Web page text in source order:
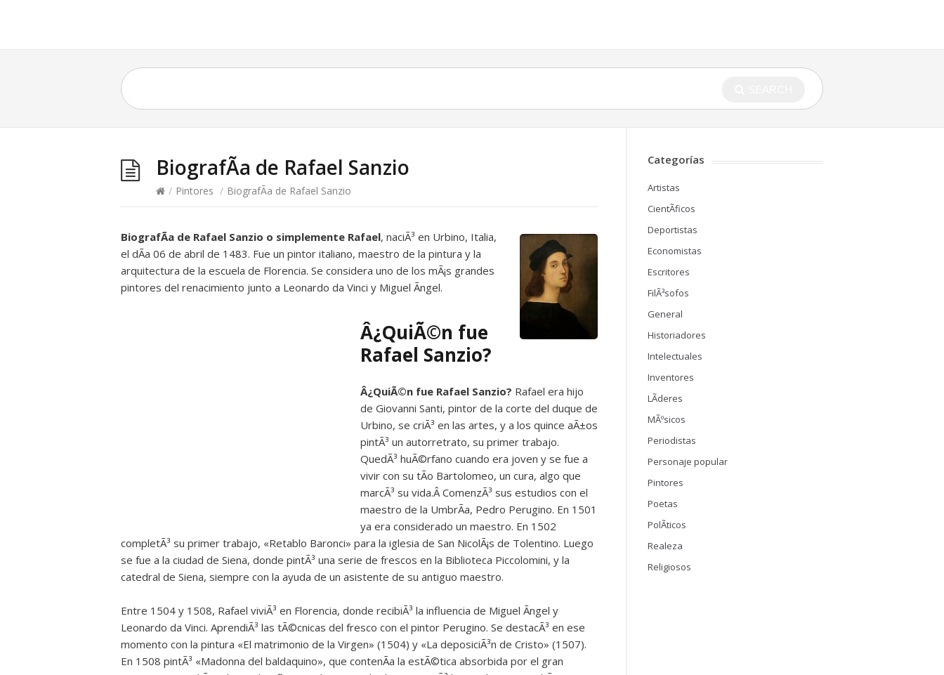
BiografÃ­a de Rafael Sanzio
/ Pintores / BiografÃ­a de Rafael Sanzio
BiografÃ­a de Rafael Sanzio o simplemente Rafael, naciÃ³ en Urbino, Italia,
el dÃ­a 06 de abril de 1483. Fue un pintor italiano, maestro de la pintura y la
arquitectura de la escuela de Florencia. Se considera uno de los mÃ¡s grandes
pintores del renacimiento junto a Leonardo da Vinci y Miguel Ãngel.
Â¿QuiÃ©n fue
Rafael Sanzio?
Â¿QuiÃ©n fue Rafael Sanzio? Rafael era hijo
de Giovanni Santi, pintor de la corte del duque de
Urbino, se criÃ³ en las artes, y a los quince aÃ±os
pintÃ³ un autorretrato, su primer trabajo.
QuedÃ³ huÃ©rfano cuando era joven y se fue a
vivir con su tÃ­o Bartolomeo, un cura, algo que
marcÃ³ su vida.ÂComenzÃ³ sus estudios con el
maestro de la UmbrÃ­a, Pedro Perugino. En 1501
ya era considerado un maestro. En 1502
completÃ³ su primer trabajo, «Retablo Baronci» para la iglesia de San NicolÃ¡s de Tolentino. Luego
se fue a la ciudad de Siena, donde pintÃ³ una serie de frescos en la Biblioteca Piccolomini, y la
catedral de Siena, siempre con la ayuda de un asistente de su antiguo maestro.
Entre 1504 y 1508, Rafael viviÃ³ en Florencia, donde recibiÃ³ la influencia de Miguel Ãngel y
Leonardo da Vinci. AprendiÃ³ las tÃ©cnicas del fresco con el pintor Perugino. Se destacÃ³ en ese
momento con la pintura «El matrimonio de la Virgen» (1504) y «La deposiciÃ³n de Cristo» (1507).
En 1508 pintÃ³ «Madonna del baldaquino», que contenÃ­a la estÃ©tica absorbida por el gran
Categorías
Artistas
CientÃ­ficos
Deportistas
Economistas
Escritores
FilÃ³sofos
General
Historiadores
Intelectuales
Inventores
LÃ­deres
MÃºsicos
Periodistas
Personaje popular
Pintores
Poetas
PolÃ­ticos
Realeza
Religiosos